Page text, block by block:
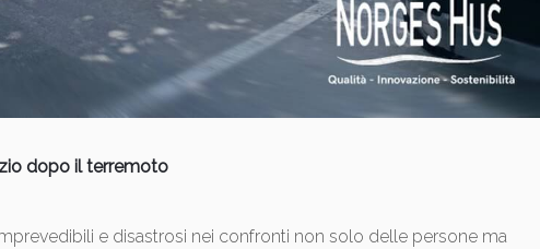
dopo il terremoto
e disastrosi nei confronti non solo delle persone ma